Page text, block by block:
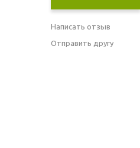
Написать отзыв
Отправить другу